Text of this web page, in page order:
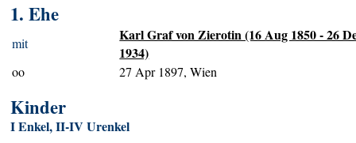
1. Ehe
mit
Karl Graf von Zierotin (16 Aug 1850 - 26
1934)
oo 27 Apr 1897, Wien
Kinder
I Enkel, II-IV Urenkel